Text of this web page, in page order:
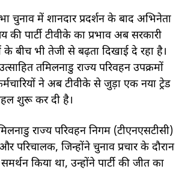
चुनाव में शानदार प्रदर्शन के बाद अभिनेता
की पार्टी टीवीके का प्रभाव अब सरकारी
के बीच भी तेजी से बढ़ता दिखाई दे रहा है।
तमिलनाडु राज्य परिवहन उपक्रमों
ने अब टीवीके से जुड़ा एक नया ट्रेड
शुरू कर दी है।
राज्य परिवहन निगम (टीएनएसटीसी)
जिन्होंने चुनाव प्रचार के दौरान
किया था, उन्होंने पार्टी की जीत का